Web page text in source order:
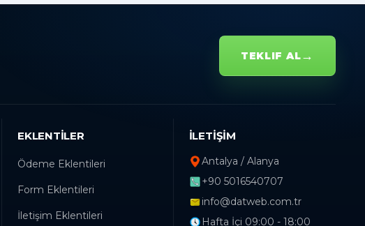
TEKLIF AL→
EKLENTILER
Ödeme Eklentileri
Form Eklentileri
İletişim Eklentileri
İLETIŞIM
Antalya / Alanya
+90 5016540707
info@datweb.com.tr
Hafta İçi 09:00 - 18:00